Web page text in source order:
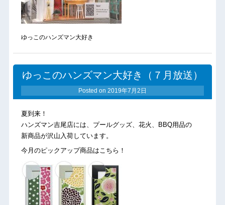
ゆっこのハンズマン大好き
ゆっこのハンズマン大好き（７月放送）
Posted on 2019年7月2日
夏到来！
ハンズマン吉尾店には、プールグッズ、花火、BBQ用品の
新商品が沢山入荷しています。
今月のピックアップ商品はこちら！